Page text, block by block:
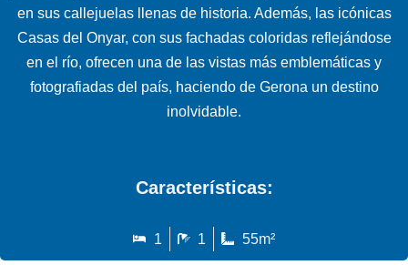
en sus callejuelas llenas de historia. Además, las icónicas
Casas del Onyar, con sus fachadas coloridas reflejándose
en el río, ofrecen una de las vistas más emblemáticas y
fotografiadas del país, haciendo de Gerona un destino
inolvidable.
Características:
1 1 55m²